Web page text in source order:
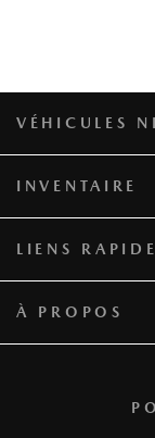
VÉHICULES
INVENTAIRE
LIENS
À PROPOS